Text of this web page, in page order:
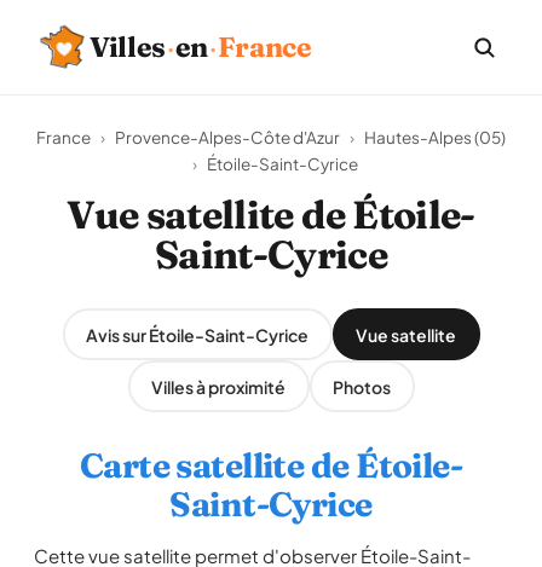
Villes·en·France
France › Provence-Alpes-Côte d'Azur › Hautes-Alpes (05)
› Étoile-Saint-Cyrice
Vue satellite de Étoile-
Saint-Cyrice
Avis sur Étoile-Saint-Cyrice Vue satellite
Villes à proximité Photos
Carte satellite de Étoile-
Saint-Cyrice
Cette vue satellite permet d'observer Étoile-Saint-